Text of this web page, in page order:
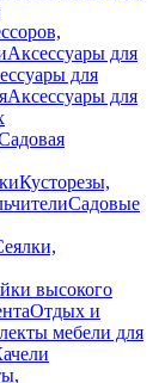
Аксессуары для
для
Аксессуары для
Кусторезы,
Садовые
высокого
Отдых и
мебели для